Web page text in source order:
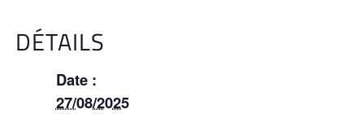
DÉTAILS
Date :
27/08/2025